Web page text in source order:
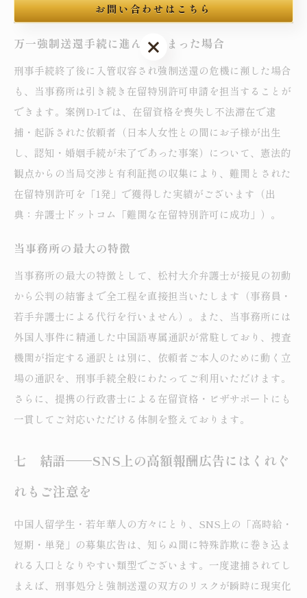
てまいりました（出典：弁護士JP、ココナラ法律相談）。
万一強制送還手続に進んでしまった場合
刑事手続終了後に入管収容され強制送還の危機に瀕した場合
も、当事務所は引き続き在留特別許可申請を担当することが
できます。案例D-1では、在留資格を喪失し不法滞在で逮
捕・起訴された依頼者（日本人女性との間にお子様が出生
し、認知・婚姻手続が未了であった事案）について、憲法的
観点からの当局交渉と有利証拠の収集により、難関とされた
在留特別許可を「1発」で獲得した実績がございます（出
典：弁護士ドットコム「難関な在留特別許可に成功」）。
当事務所の最大の特徴
当事務所の最大の特徴として、松村大介弁護士が接見の初動
から公判の結審まで全工程を直接担当いたします（事務員・
若手弁護士による代行を行いません）。また、当事務所には
外国人事件に精通した中国語専属通訳が常駐しており、捜査
機関が指定する通訳とは別に、依頼者ご本人のために動く立
場の通訳を、刑事手続全般にわたってご利用いただけます。
さらに、提携の行政書士による在留資格・ビザサポートにも
一貫してご対応いただける体制を整えております。
七 結語——SNS上の高額報酬広告にはくれぐ
れもご注意を
中国人留学生・若年華人の方々にとり、SNS上の「高時給・
短期・単発」の募集広告は、知らぬ間に特殊詐欺に巻き込ま
れる入口となりやすい類型でございます。一度逮捕されてし
まえば、刑事処分と強制送還の双方のリスクが瞬時に現実化
お問い合わせはこちら
お問い合わせはこちら